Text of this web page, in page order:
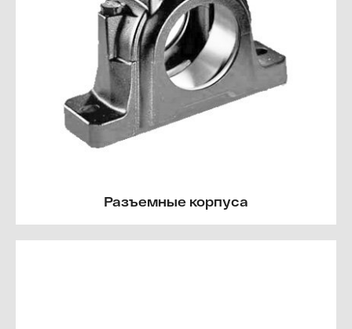
Разъемные корпуса